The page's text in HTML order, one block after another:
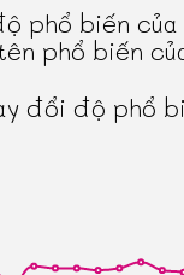
phổ biến
phổ biến
đổi độ phổ